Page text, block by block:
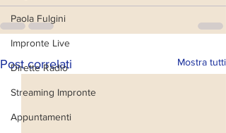
Paola Fulgini
Impronte Live
Dirette Radio
Streaming Impronte
Appuntamenti
Post correlati Mostra tutti